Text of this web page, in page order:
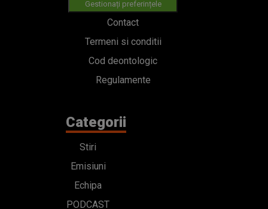
Gestionați preferințele
Contact
Termeni si conditii
Cod deontologic
Regulamente
Categorii
Stiri
Emisiuni
Echipa
PODCAST